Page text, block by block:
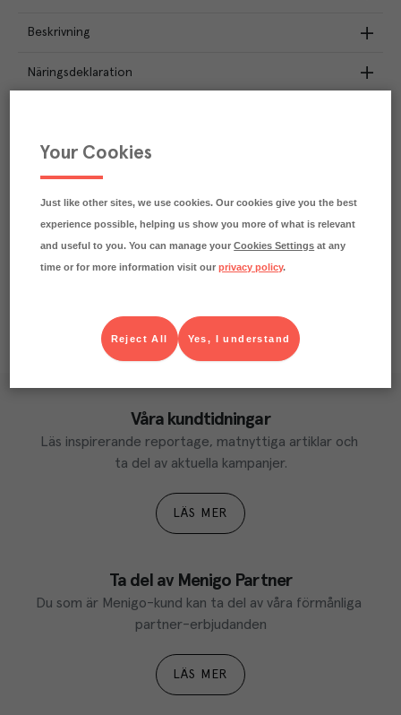
Beskrivning
Näringsdeklaration
Varje kilo av varan påverkar klimatet motsvarande
utsläppen av 16.5 kg koldioxid.
Våra kundtidningar
Läs inspirerande reportage, matnyttiga artiklar och
ta del av aktuella kampanjer.
LÄS MER
Ta del av Menigo Partner
Du som är Menigo-kund kan ta del av våra förmånliga
partner-erbjudanden
LÄS MER
Your Cookies
Just like other sites, we use cookies. Our cookies give you the best
experience possible, helping us show you more of what is relevant
and useful to you. You can manage yourCookies Settings at any
time or for more information visit ourprivacy policy.
Yes, I understand
Reject All